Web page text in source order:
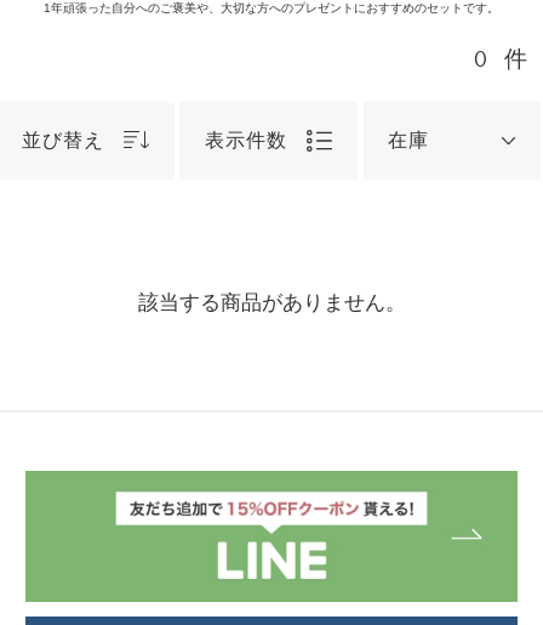
1年頑張った自分へのご褒美や、大切な方へのプレゼントにおすすめのセットです。
0 件
並び替え 表示件数 在庫
該当する商品がありません。